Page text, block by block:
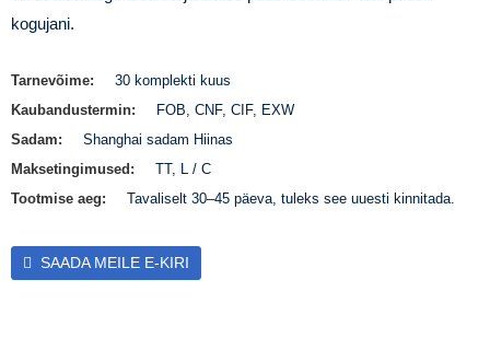
kogujani.
Tarnevõime:
30 komplekti kuus
Kaubandustermin:
FOB, CNF, CIF, EXW
Sadam:
Shanghai sadam Hiinas
Maksetingimused:
TT, L / C
Tootmise aeg:
Tavaliselt 30–45 päeva, tuleks see uuesti kinnitada.
SAADA MEILE E-KIRI